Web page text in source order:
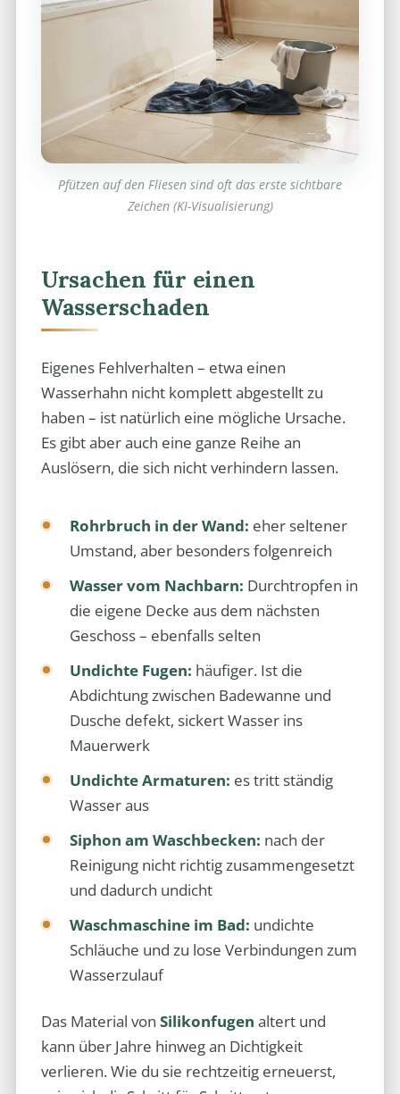
Pfützen auf den Fliesen sind oft das erste sichtbare
Zeichen (KI-Visualisierung)
Ursachen für einen
Wasserschaden
Eigenes Fehlverhalten – etwa einen
Wasserhahn nicht komplett abgestellt zu
haben – ist natürlich eine mögliche Ursache.
Es gibt aber auch eine ganze Reihe an
Auslösern, die sich nicht verhindern lassen.
Rohrbruch in der Wand: eher seltener
Umstand, aber besonders folgenreich
Wasser vom Nachbarn: Durchtropfen in
die eigene Decke aus dem nächsten
Geschoss – ebenfalls selten
Undichte Fugen: häufiger. Ist die
Abdichtung zwischen Badewanne und
Dusche defekt, sickert Wasser ins
Mauerwerk
Undichte Armaturen: es tritt ständig
Wasser aus
Siphon am Waschbecken: nach der
Reinigung nicht richtig zusammengesetzt
und dadurch undicht
Waschmaschine im Bad: undichte
Schläuche und zu lose Verbindungen zum
Wasserzulauf
Das Material von Silikonfugen altert und
kann über Jahre hinweg an Dichtigkeit
verlieren. Wie du sie rechtzeitig erneuerst,